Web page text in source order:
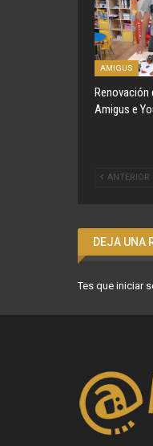
AMIGUS
Renovación
Amigus e
ANTERIOR
DEJA UNA
Tes que iniciar